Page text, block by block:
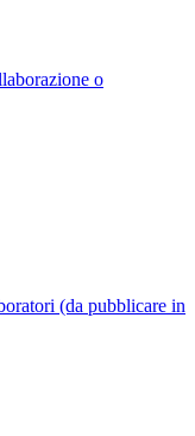
o
(da pubblicare in